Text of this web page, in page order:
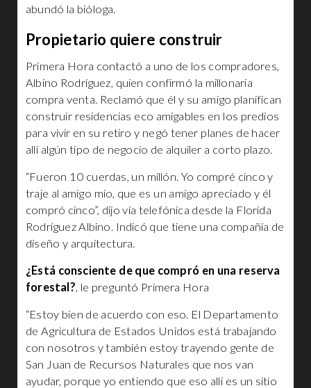
abundó la bióloga.
Propietario quiere construir
Primera Hora contactó a uno de los compradores,
Albino Rodríguez, quien confirmó la millonaria
compra venta. Reclamó que él y su amigo planifican
construir residencias eco amigables en los predios
para vivir en su retiro y negó tener planes de hacer
allí algún tipo de negocio de alquiler a corto plazo.
“Fueron 10 cuerdas, un millón. Yo compré cinco y
traje al amigo mío, que es un amigo apreciado y él
compró cinco”, dijo vía telefónica desde la Florida
Rodríguez Albino. Indicó que tiene una compañía de
diseño y arquitectura.
¿Está consciente de que compró en una reserva
forestal?, le preguntó Primera Hora
“Estoy bien de acuerdo con eso. El Departamento
de Agricultura de Estados Unidos está trabajando
con nosotros y también estoy trayendo gente de
San Juan de Recursos Naturales que nos van
ayudar, porque yo entiendo que eso allí es un sitio